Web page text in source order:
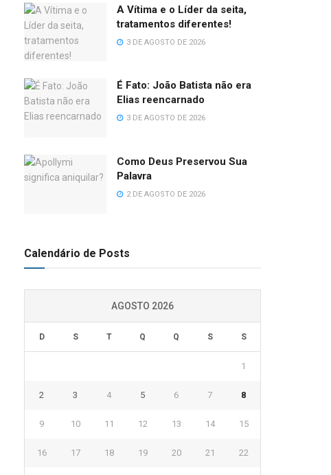
A Vítima e o Líder da seita,
tratamentos diferentes!
3 DE AGOSTO DE 2026
É Fato: João Batista não era
Elias reencarnado
3 DE AGOSTO DE 2026
Como Deus Preservou Sua
Palavra
2 DE AGOSTO DE 2026
Calendário de Posts
AGOSTO 2026
D S T Q Q S S
1
2 3 4 5 6 7 8
9 10 11 12 13 14 15
16 17 18 19 20 21 22